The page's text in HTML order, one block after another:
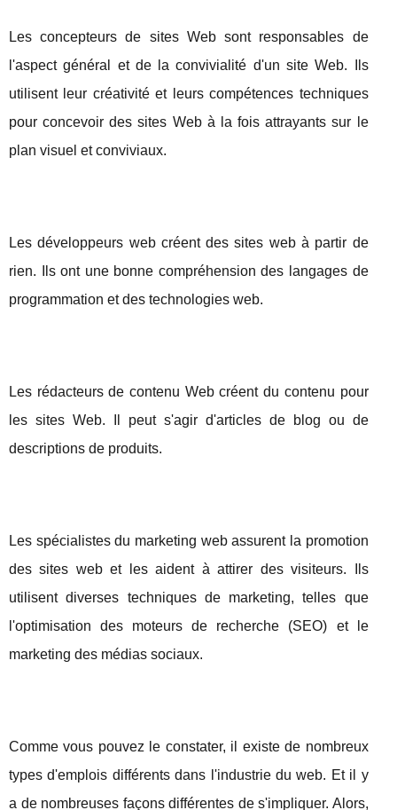
Les concepteurs de sites Web sont responsables de
l'aspect général et de la convivialité d'un site Web. Ils
utilisent leur créativité et leurs compétences techniques
pour concevoir des sites Web à la fois attrayants sur le
plan visuel et conviviaux.
Les développeurs web créent des sites web à partir de
rien. Ils ont une bonne compréhension des langages de
programmation et des technologies web.
Les rédacteurs de contenu Web créent du contenu pour
les sites Web. Il peut s'agir d'articles de blog ou de
descriptions de produits.
Les spécialistes du marketing web assurent la promotion
des sites web et les aident à attirer des visiteurs. Ils
utilisent diverses techniques de marketing, telles que
l'optimisation des moteurs de recherche (SEO) et le
marketing des médias sociaux.
Comme vous pouvez le constater, il existe de nombreux
types d'emplois différents dans l'industrie du web. Et il y
a de nombreuses façons différentes de s'impliquer. Alors,